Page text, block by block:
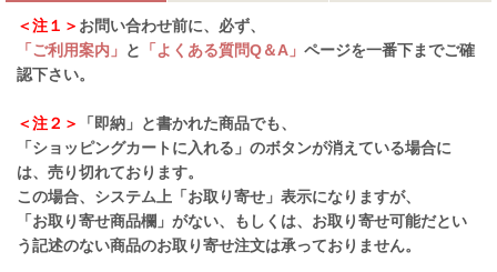
＜注１＞ お問い合わせ前に、必ず、
「ご利用案内」 と 「よくある質問Q＆A」 ページを一番下までご確
認下さい。
＜注２＞
「即納」と書かれた商品でも、
「ショッピングカートに入れる」のボタンが消えている場合に
は、売り切れております。
この場合、システム上「お取り寄せ」表示になりますが、
「お取り寄せ商品欄」がない、もしくは、お取り寄せ可能だとい
う記述のない商品のお取り寄せ注文は承っておりません。